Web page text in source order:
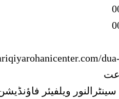
ویلفیئر